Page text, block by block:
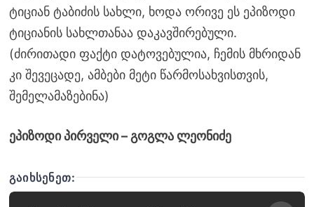
ტიციან ტაბიძის სახლი, ხოდა ორივე ეს ეპიზოდი
ტიციანის სახლთანაა დაკავშირებული.
(ძირითადი ფაქტი დატოვებულია, ჩემის მხრიდან
კი შევეცადე, ამბები მეტი წარმოსახვისთვის,
შემელამაზებინა)
ეპიზოდი პირველი – გოგლა ლეონიძე
ᲒᲐᲘᲮᲡᲔᲜᲔᲗ: